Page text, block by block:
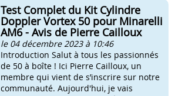
Test Complet du Kit Cylindre
Doppler Vortex 50 pour Minarelli
AM6 - Avis de Pierre Cailloux
le 04 décembre 2023 à 10:46
Introduction Salut à tous les passionnés
de 50 à boîte ! Ici Pierre Cailloux, un
membre qui vient de s’inscrire sur notre
communauté. Aujourd'hui, je vais